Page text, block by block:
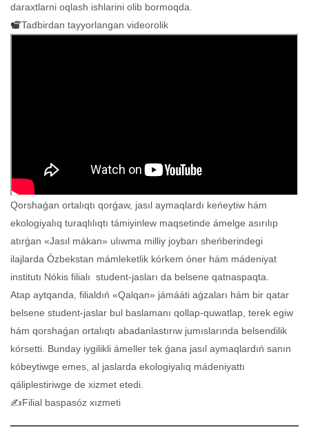
daraxtlarni oqlash ishlarini olib bormoqda.
Tadbirdan tayyorlangan videorolik
Qorshaǵan ortalıqtı qorǵaw, jasıl aymaqlardı keńeytiw hám
ekologiyalıq turaqlılıqtı támiyinlew maqsetinde ámelge asırılıp
atırǵan «Jasıl mákan» ulıwma milliy joybarı sheńberindegi
ilajlarda Ózbekstan mámleketlik kórkem óner hám mádeniyat
institutı Nókis filialı student-jasları da belsene qatnaspaqta.
Atap aytqanda, filialdıń «Qalqan» jámááti aǵzaları hám bir qatar
belsene student-jaslar bul baslamanı qollap-quwatlap, terek egiw
hám qorshaǵan ortalıqtı abadanlastırıw jumıslarında belsendilik
kórsetti. Bunday iygilikli ámeller tek ǵana jasıl aymaqlardıń sanın
kóbeytiwge emes, al jaslarda ekologiyalıq mádeniyattı
qáliplestiriwge de xizmet etedi.
✍️Filial baspasóz xızmeti